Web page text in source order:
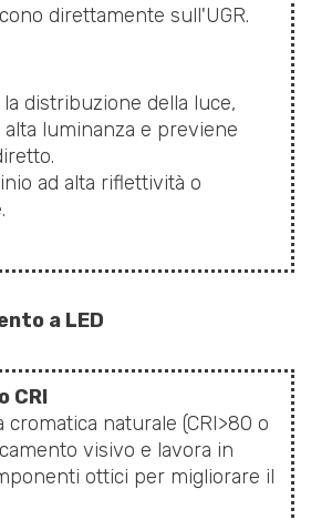
direttamente sull'UGR.
la distribuzione della luce,
luminanza e previene
ad alta riflettività o
a LED
CRI
cromatica naturale (CRI>80 o
visivo e lavora in
ottici per migliorare il